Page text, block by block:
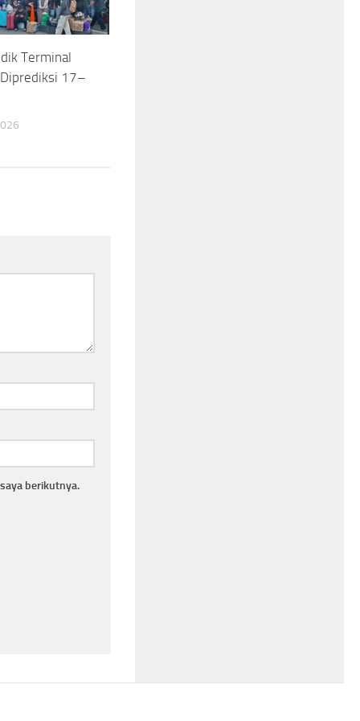
Terminal
17–
berikutnya.